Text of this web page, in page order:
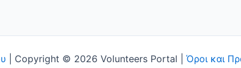
| Copyright © 2026 Volunteers Portal | Όροι και